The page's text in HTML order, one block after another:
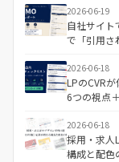
2026-06-19
自社サイト
で「引用さ
2026-06-18
LPのCVR
6つの視点
2026-06-18
採用・求人
構成と配色